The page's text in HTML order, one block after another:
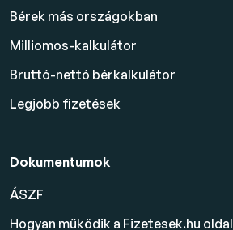
Bérek más országokban
Milliomos-kalkulátor
Bruttó-nettó bérkalkulátor
Legjobb fizetések
Dokumentumok
ÁSZF
Hogyan működik a Fizetesek.hu oldal